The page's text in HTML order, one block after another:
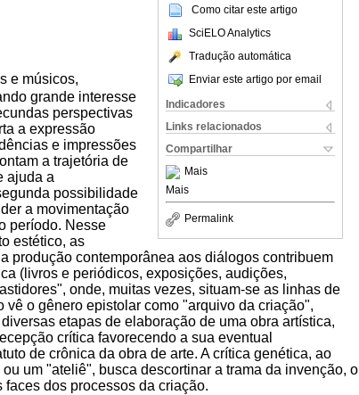
Como citar este artigo
SciELO Analytics
Tradução automática
Enviar este artigo por email
Indicadores
Links relacionados
Compartilhar
Mais
Mais
Permalink
e músicos,
grande interesse
perspectivas
a expressão
e impressões
a trajetória de
ajuda a
possibilidade
a movimentação
período. Nesse
estético, as
produção contemporânea aos diálogos contribuem
(livros e periódicos, exposições, audições,
onde, muitas vezes, situam-se as linhas de
o gênero epistolar como "arquivo da criação",
etapas de elaboração de uma obra artística,
crítica favorecendo a sua eventual
de crônica da obra de arte. A crítica genética, ao
um "ateliê", busca descortinar a trama da invenção, o
dos processos da criação.